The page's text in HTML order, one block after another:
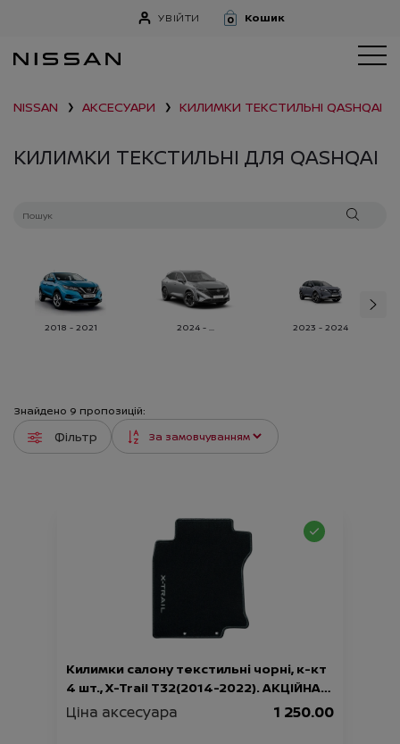
УВІЙТИ 0 Кошик
NISSAN ❯ АКСЕСУАРИ ❯ КИЛИМКИ ТЕКСТИЛЬНІ QASHQAI
КИЛИМКИ ТЕКСТИЛЬНІ ДЛЯ QASHQAI
2018 - 2021 2024 - ... 2023 - 2024
Знайдено 9 пропозицій:
Фільтр
Килимки салону текстильні чорні, к-кт
4 шт., X-Trail T32(2014-2022). АКЦІЙНА
ПРОПОЗИЦІЯ - 60%
Ціна аксесуара 1 250.00